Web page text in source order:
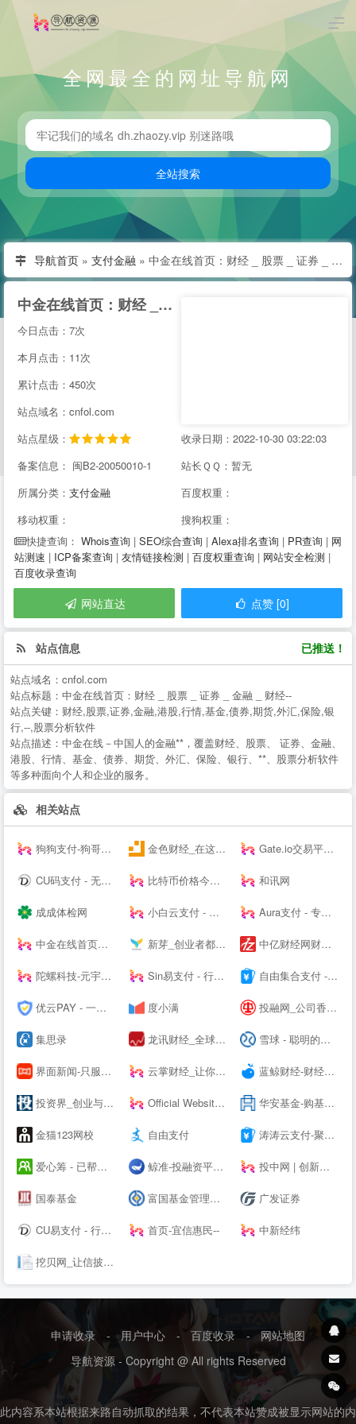
全网最全的网址导航网
导航首页 » 支付金融 » 中金在线首页：财经 _ 股票 _ 证券 _ 金融 _ 财经--
中金在线首页：财经 _ 股票 _ 证券 _ 金融 _ 财经--
今日点击：7次
本月点击：11次
累计点击：450次
站点域名：cnfol.com
站点星级：
收录日期：2022-10-30 03:22:03
备案信息： 闽B2-20050010-1
站长ＱＱ：暂无
所属分类： 支付金融
百度权重：
移动权重：
搜狗权重：
快捷查询： Whois查询 | SEO综合查询 | Alexa排名查询 | PR查询 | 网
站测速 | ICP备案查询 | 友情链接检测 | 百度权重查询 | 网站安全检测 |
百度收录查询
网站直达 点赞 [0]
站点信息 已推送！
站点域名： cnfol.com
站点标题： 中金在线首页：财经 _ 股票 _ 证券 _ 金融 _ 财经--
站点关键： 财经,股票,证券,金融,港股,行情,基金,债券,期货,外汇,保险,银
行,--,股票分析软件
站点描述： 中金在线－中国人的金融**，覆盖财经、股票、 证券、金融、
港股、行情、基金、债券、期货、外汇、保险、银行、**、股票分析软件
等多种面向个人和企业的服务。
相关站点
狗狗支付-狗哥之国 金色财经_在这里，读懂区块链 Gate.io交易平台--
CU码支付 - 无需担心第三方跑路 资金无托管直接到账 免费帮助个人实现支付免签对接 比特币价格今日行情_BTC价格走势_比特币价格 - 风信子 和讯网
成成体检网 小白云支付 - 行业领先的免签约支付平台 Aura支付 - 专业支付技术服务商 - 支付接口-三方支付接口-四方支付接口！
中金在线首页：财经 _ 股票 _ 证券 _ 金融 _ 财经-- 新芽_创业者都关注的资本聚集地 中亿财经网财经门户
陀螺科技-元宇宙数字产业服务平台 Sin易支付 - 行业领先的免签约支付平台 自由集合支付 - 行业领先的免签约支付平台
优云PAY - 一个专业的码支付平台 度小满 投融网_公司香港上市_港股IPO_赴港上市_企业项目投融资服务平台
集思录 龙讯财经_全球大宗商品_黄金_原油_外汇_股市资讯平台 雪球 - 聪明的投资者都在这里
界面新闻-只服务于独立思考的人群-Jiemian.com 云掌财经_让你更懂投资 蓝鲸财经-财经信息服务平台
投资界_创业与投资资讯平台 Official Website | Home | World-renowned digital asset management tool, supporting Bitcoin, Ethereum, EOS, Co--os, and other blockchains. 华安基金-购基费率0.1折起|金牛基金公司
金猫123网校 自由支付 涛涛云支付-聚合易支付 - 行业领先的免签约支付平台
爱心筹 - 已帮近60万大病家庭筹到救命钱-筹款多，到账快！ 鲸准-投融资平台，极速融资，帮助创业者寻找天使投资人 投中网 | 创新经济的智识、洞见和未来
国泰基金 富国基金管理有限公司 广发证券
CU易支付 - 行业领先的免签约支付平台 首页-宜信惠民-- 中新经纬
挖贝网_让信披更及时
申请收录 - 用户中心 - 百度收录 -
网站地图
导航资源 - Copyright @ All rights Reserved
此内容系本站根据来路自动抓取的结果，不代表本站赞成被显示网站的内